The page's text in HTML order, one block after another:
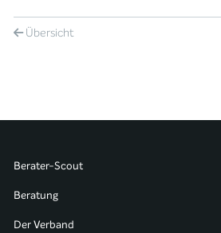
Übersicht
Berater-Scout
Beratung
Der Verband